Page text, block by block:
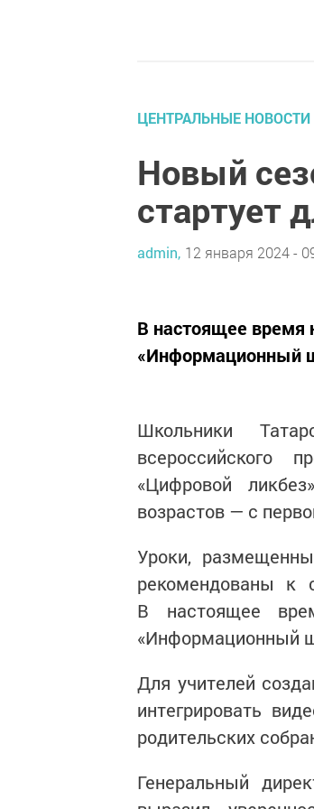
ЦЕНТРАЛЬНЫЕ НОВОСТИ
Новый
стартует
admin, 12 января 2024 -
В настоящее время
«Информационный
Школьники
всероссийского
«Цифровой
возрастов — с
Уроки,
рекомендованы к
В настоящее
«Информационный
Для учителей
интегрировать
родительских
Генеральный